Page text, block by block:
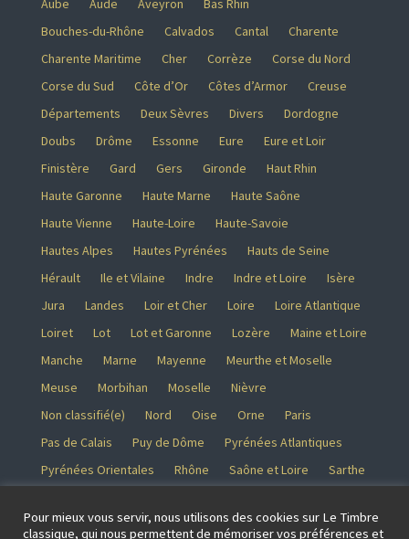
Aube
Aude Aveyron
Bas Rhin
Bouches-du-Rhône
Calvados Cantal
Charente
Charente Maritime
Cher Corrèze
Corse du Nord
Corse du Sud
Côte d’Or Côtes d’Armor
Creuse
Départements
Deux Sèvres Divers
Dordogne
Doubs
Drôme Essonne Eure
Eure et Loir
Finistère
Gard Gers Gironde
Haut Rhin
Haute Garonne
Haute Marne
Haute Saône
Haute Vienne
Haute-Loire
Haute-Savoie
Hautes Alpes
Hautes Pyrénées
Hauts de Seine
Hérault
Ile et Vilaine Indre Indre et Loire
Isère
Jura
Landes Loir et Cher Loire
Loire Atlantique
Loiret
Lot Lot et Garonne Lozère
Maine et Loire
Manche
Marne Mayenne
Meurthe et Moselle
Meuse
Morbihan Moselle
Nièvre
Non classifié(e)
Nord Oise Orne
Paris
Pas de Calais
Puy de Dôme
Pyrénées Atlantiques
Pyrénées Orientales
Rhône Saône et Loire
Sarthe
Seine saint Denis
Somme Tarn Tarn et Garonne
Pour mieux vous servir, nous utilisons des cookies sur Le Timbre
classique, qui nous permettent de mémoriser vos préférences et